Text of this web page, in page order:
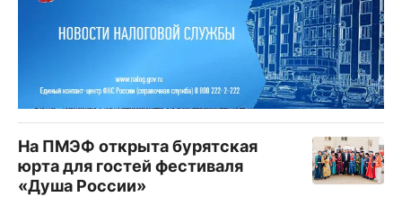
На ПМЭФ открыта бурятская
юрта для гостей фестиваля
«Душа России»